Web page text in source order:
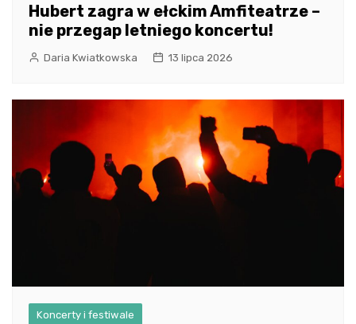
Hubert zagra w ełckim Amfiteatrze –
nie przegap letniego koncertu!
Daria Kwiatkowska 13 lipca 2026
Koncerty i festiwale